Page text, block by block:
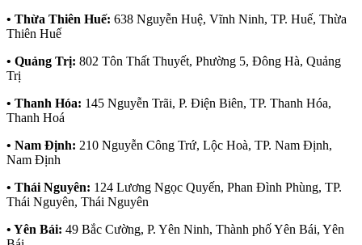
• Thừa Thiên Huế: 638 Nguyễn Huệ, Vĩnh Ninh, TP. Huế, Thừa
Thiên Huế
• Quảng Trị: 802 Tôn Thất Thuyết, Phường 5, Đông Hà, Quảng
Trị
• Thanh Hóa: 145 Nguyễn Trãi, P. Điện Biên, TP. Thanh Hóa,
Thanh Hoá
• Nam Định: 210 Nguyễn Công Trứ, Lộc Hoà, TP. Nam Định,
Nam Định
• Thái Nguyên: 124 Lương Ngọc Quyến, Phan Đình Phùng, TP.
Thái Nguyên, Thái Nguyên
• Yên Bái: 49 Bắc Cường, P. Yên Ninh, Thành phố Yên Bái, Yên